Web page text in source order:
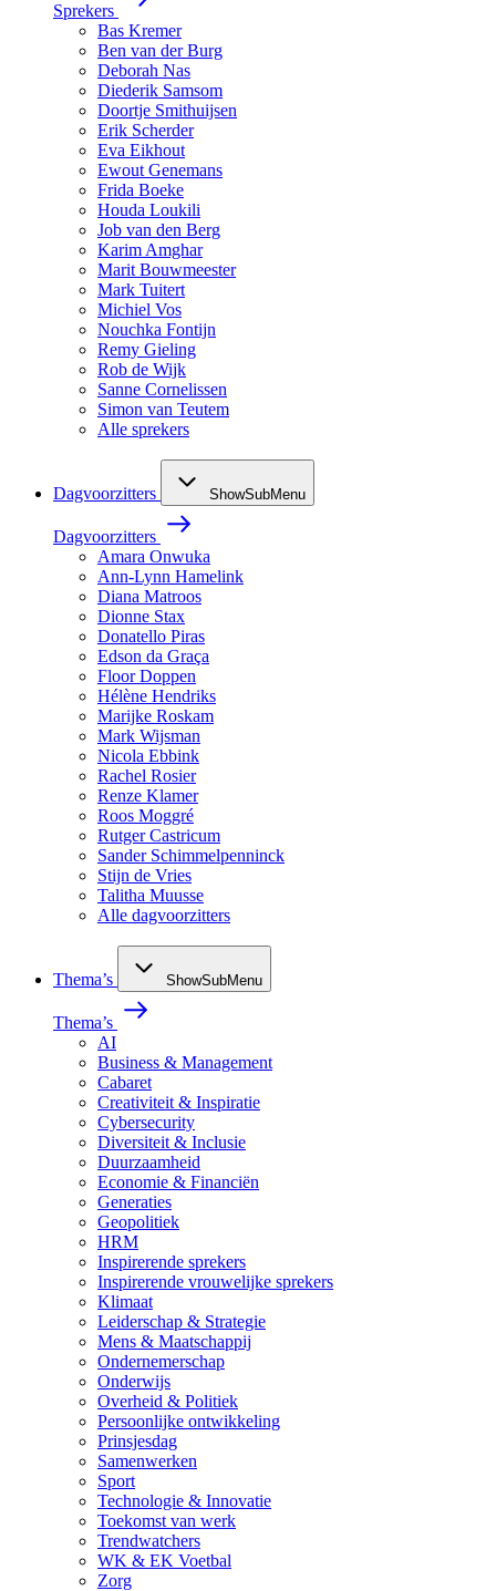
Sprekers
Bas Kremer
Ben van der Burg
Deborah Nas
Diederik Samsom
Doortje Smithuijsen
Erik Scherder
Eva Eikhout
Ewout Genemans
Frida Boeke
Houda Loukili
Job van den Berg
Karim Amghar
Marit Bouwmeester
Mark Tuitert
Michiel Vos
Nouchka Fontijn
Remy Gieling
Rob de Wijk
Sanne Cornelissen
Simon van Teutem
Alle sprekers
Dagvoorzitters ShowSubMenu
Dagvoorzitters
Amara Onwuka
Ann-Lynn Hamelink
Diana Matroos
Dionne Stax
Donatello Piras
Edson da Graça
Floor Doppen
Hélène Hendriks
Marijke Roskam
Mark Wijsman
Nicola Ebbink
Rachel Rosier
Renze Klamer
Roos Moggré
Rutger Castricum
Sander Schimmelpenninck
Stijn de Vries
Talitha Muusse
Alle dagvoorzitters
Thema’s ShowSubMenu
Thema’s
AI
Business & Management
Cabaret
Creativiteit & Inspiratie
Cybersecurity
Diversiteit & Inclusie
Duurzaamheid
Economie & Financiën
Generaties
Geopolitiek
HRM
Inspirerende sprekers
Inspirerende vrouwelijke sprekers
Klimaat
Leiderschap & Strategie
Mens & Maatschappij
Ondernemerschap
Onderwijs
Overheid & Politiek
Persoonlijke ontwikkeling
Prinsjesdag
Samenwerken
Sport
Technologie & Innovatie
Toekomst van werk
Trendwatchers
WK & EK Voetbal
Zorg